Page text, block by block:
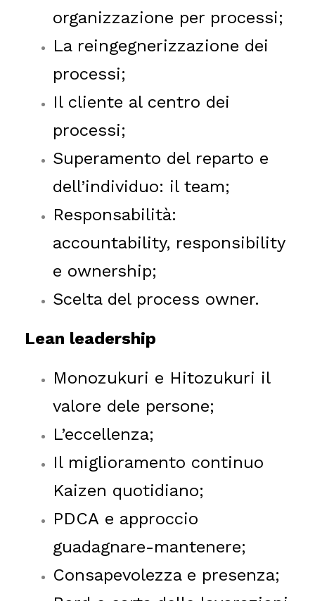
organizzazione per processi;
La reingegnerizzazione dei
processi;
Il cliente al centro dei
processi;
Superamento del reparto e
dell’individuo: il team;
Responsabilità:
accountability, responsibility
e ownership;
Scelta del process owner.
Lean leadership
Monozukuri e Hitozukuri il
valore dele persone;
L’eccellenza;
Il miglioramento continuo
Kaizen quotidiano;
PDCA e approccio
guadagnare-mantenere;
Consapevolezza e presenza;